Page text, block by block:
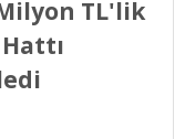
TL'lik